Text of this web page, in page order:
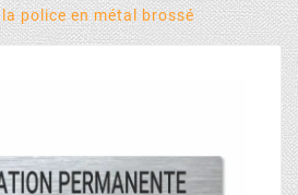
police en métal brossé